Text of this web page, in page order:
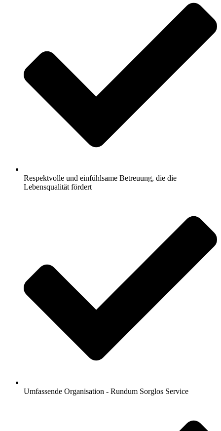
Respektvolle und einfühlsame Betreuung, die die
Lebensqualität fördert
Umfassende Organisation - Rundum Sorglos Service